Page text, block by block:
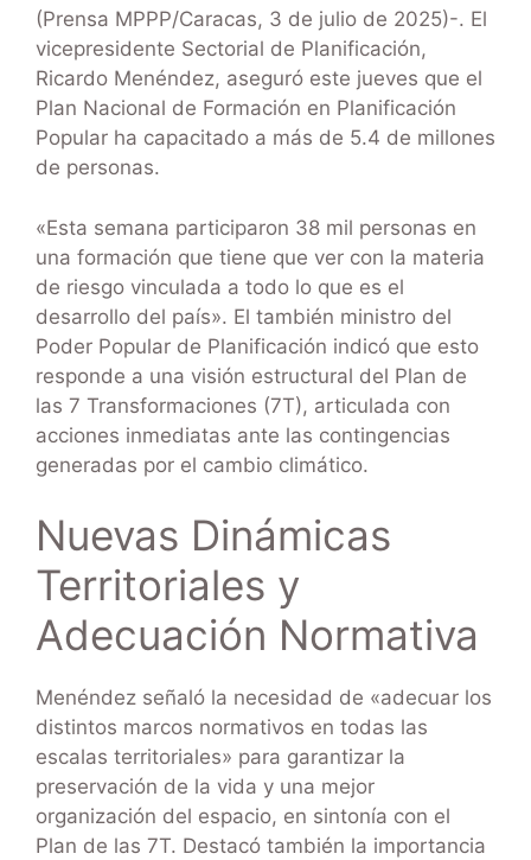
(Prensa MPPP/Caracas, 3 de julio de 2025)-. El
vicepresidente Sectorial de Planificación,
Ricardo Menéndez, aseguró este jueves que el
Plan Nacional de Formación en Planificación
Popular ha capacitado a más de 5.4 de millones
de personas.
«Esta semana participaron 38 mil personas en
una formación que tiene que ver con la materia
de riesgo vinculada a todo lo que es el
desarrollo del país». El también ministro del
Poder Popular de Planificación indicó que esto
responde a una visión estructural del Plan de
las 7 Transformaciones (7T), articulada con
acciones inmediatas ante las contingencias
generadas por el cambio climático.
Nuevas Dinámicas
Territoriales y
Adecuación Normativa
Menéndez señaló la necesidad de «adecuar los
distintos marcos normativos en todas las
escalas territoriales» para garantizar la
preservación de la vida y una mejor
organización del espacio, en sintonía con el
Plan de las 7T. Destacó también la importancia